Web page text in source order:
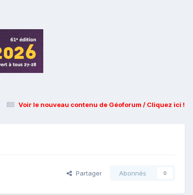
Voir le nouveau contenu de Géoforum / Cliquez ici !
Partager Abonnés 0